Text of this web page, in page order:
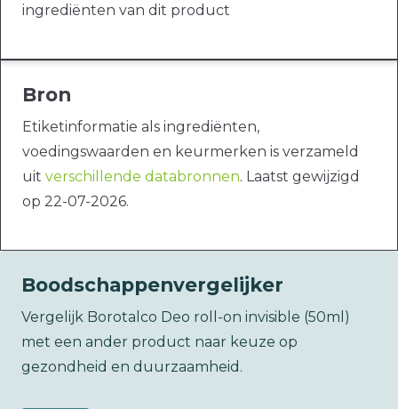
ingrediënten van dit product
Bron
Etiketinformatie als ingrediënten,
voedingswaarden en keurmerken is verzameld
uit verschillende databronnen. Laatst gewijzigd
op 22-07-2026.
Boodschappenvergelijker
Vergelijk Borotalco Deo roll-on invisible (50ml)
met een ander product naar keuze op
gezondheid en duurzaamheid.